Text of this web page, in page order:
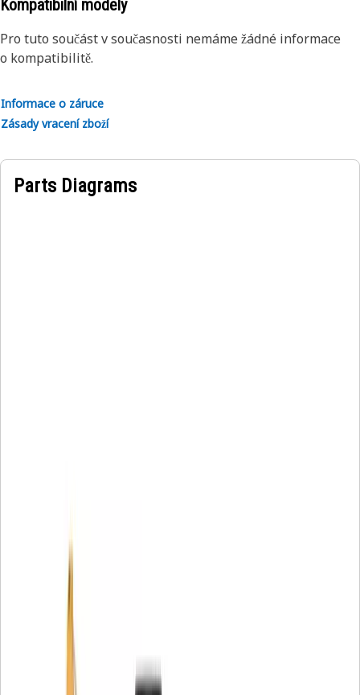
Kompatibilní modely
Pro tuto součást v současnosti nemáme žádné informace
o kompatibilitě.
Informace o záruce
Zásady vracení zboží
Parts Diagrams